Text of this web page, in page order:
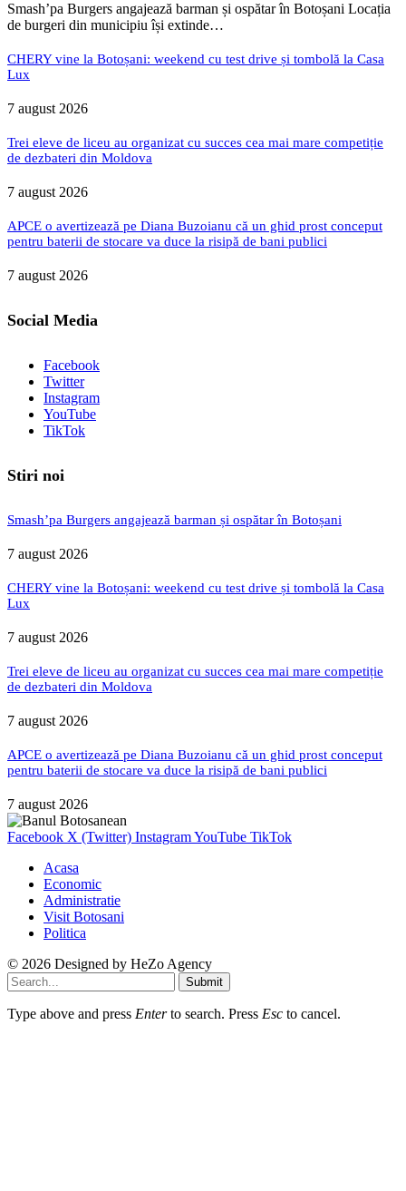
Smash’pa Burgers angajează barman și ospătar în Botoșani Locația
de burgeri din municipiu își extinde…
CHERY vine la Botoșani: weekend cu test drive și tombolă la Casa
Lux
7 august 2026
Trei eleve de liceu au organizat cu succes cea mai mare competiție
de dezbateri din Moldova
7 august 2026
APCE o avertizează pe Diana Buzoianu că un ghid prost conceput
pentru baterii de stocare va duce la risipă de bani publici
7 august 2026
Social Media
Facebook
Twitter
Instagram
YouTube
TikTok
Stiri noi
Smash’pa Burgers angajează barman și ospătar în Botoșani
7 august 2026
CHERY vine la Botoșani: weekend cu test drive și tombolă la Casa
Lux
7 august 2026
Trei eleve de liceu au organizat cu succes cea mai mare competiție
de dezbateri din Moldova
7 august 2026
APCE o avertizează pe Diana Buzoianu că un ghid prost conceput
pentru baterii de stocare va duce la risipă de bani publici
7 august 2026
Facebook X (Twitter) InstagramYouTube TikTok
Acasa
Economic
Administratie
Visit Botosani
Politica
© 2026 Designed by HeZo Agency
Submit
Type above and press Enterto search. Press Esc to cancel.